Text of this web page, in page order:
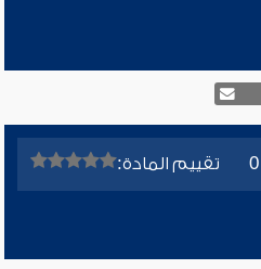
تقييم المادة: